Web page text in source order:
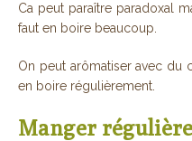
Ca peut paraître paradoxal
faut en boire beaucoup.
On peut arômatiser avec du
en boire régulièrement.
Manger